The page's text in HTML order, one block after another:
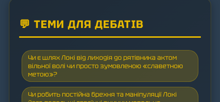
💬 ТЕМИ ДЛЯ ДЕБАТІВ
Чи є шлях Локі від лиходія до рятівника актом
вільної волі чи просто зумовленою «славетною
метою»?
Чи робить постійна брехня та маніпуляції Локі